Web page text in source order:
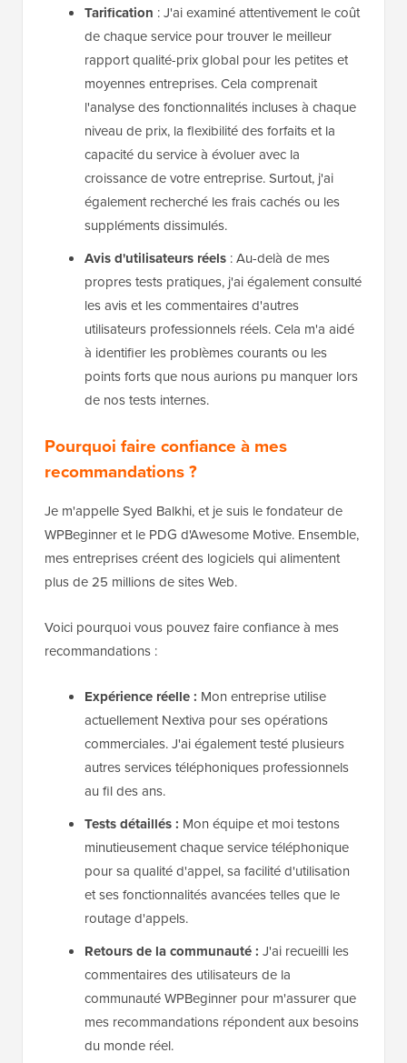
Tarification : J'ai examiné attentivement le coût
de chaque service pour trouver le meilleur
rapport qualité-prix global pour les petites et
moyennes entreprises. Cela comprenait
l'analyse des fonctionnalités incluses à chaque
niveau de prix, la flexibilité des forfaits et la
capacité du service à évoluer avec la
croissance de votre entreprise. Surtout, j'ai
également recherché les frais cachés ou les
suppléments dissimulés.
Avis d'utilisateurs réels : Au-delà de mes
propres tests pratiques, j'ai également consulté
les avis et les commentaires d'autres
utilisateurs professionnels réels. Cela m'a aidé
à identifier les problèmes courants ou les
points forts que nous aurions pu manquer lors
de nos tests internes.
Pourquoi faire confiance à mes
recommandations ?
Je m'appelle Syed Balkhi, et je suis le fondateur de
WPBeginner et le PDG d'Awesome Motive. Ensemble,
mes entreprises créent des logiciels qui alimentent
plus de 25 millions de sites Web.
Voici pourquoi vous pouvez faire confiance à mes
recommandations :
Expérience réelle : Mon entreprise utilise
actuellement Nextiva pour ses opérations
commerciales. J'ai également testé plusieurs
autres services téléphoniques professionnels
au fil des ans.
Tests détaillés : Mon équipe et moi testons
minutieusement chaque service téléphonique
pour sa qualité d'appel, sa facilité d'utilisation
et ses fonctionnalités avancées telles que le
routage d'appels.
Retours de la communauté : J'ai recueilli les
commentaires des utilisateurs de la
communauté WPBeginner pour m'assurer que
mes recommandations répondent aux besoins
du monde réel.